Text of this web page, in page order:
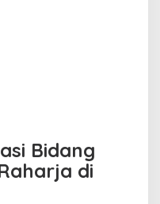
Bidang
di